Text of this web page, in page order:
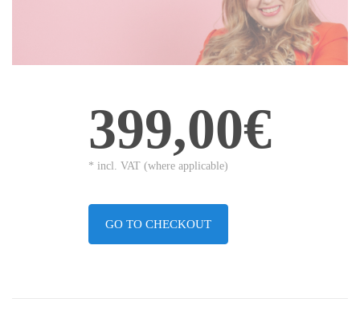
399,00€
* incl. VAT (where applicable)
GO TO CHECKOUT